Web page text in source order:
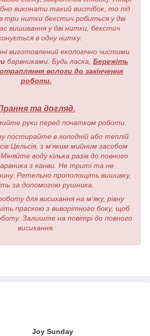
виконати такий вистібок, то під
три нитки бекстич робиться у дві
вишивання у дві нитки, бекстич
в одну нитку.
виготовлений екологічно чистими
барвниками. Будь ласка, Бережіть
вологи до закінчення
роботи.
та догляд.
руки перед початком роботи.
постирайте в холодній або теплій
Цельсія, з м'яким мийним засобом
воду кілька разів до повного
з канви. Не триті та не
Ретельно прополощіть вишивку,
за допомогою рушника.
для висихання на м'яку, рівну
праскою з виворітного боку, щоб
Залиште на повітрі до повного
висихання.
Joy Sunday